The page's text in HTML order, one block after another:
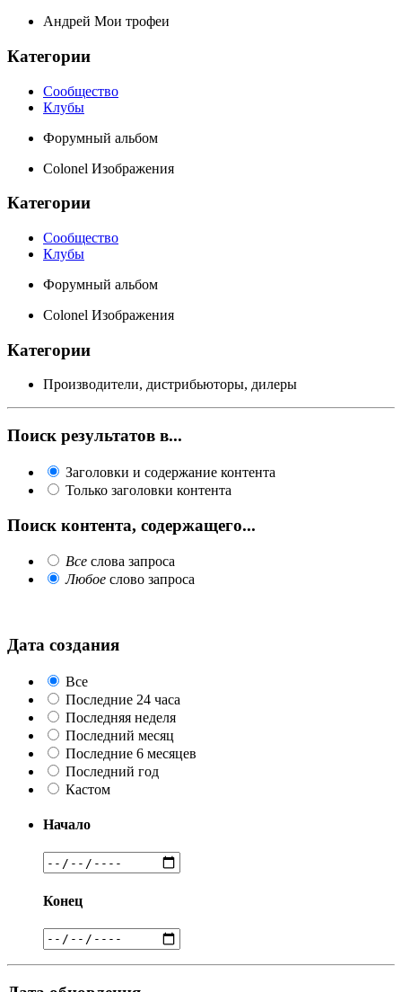
Андрей Мои трофеи
Категории
Сообщество
Клубы
Форумный альбом
Colonel Изображения
Категории
Сообщество
Клубы
Форумный альбом
Colonel Изображения
Категории
Производители, дистрибьюторы, дилеры
Поиск результатов в...
Заголовки и содержание контента
Только заголовки контента
Поиск контента, содержащего...
Все слова запроса
Любое слово запроса
Дата создания
Все
Последние 24 часа
Последняя неделя
Последний месяц
Последние 6 месяцев
Последний год
Кастом
Начало
Конец